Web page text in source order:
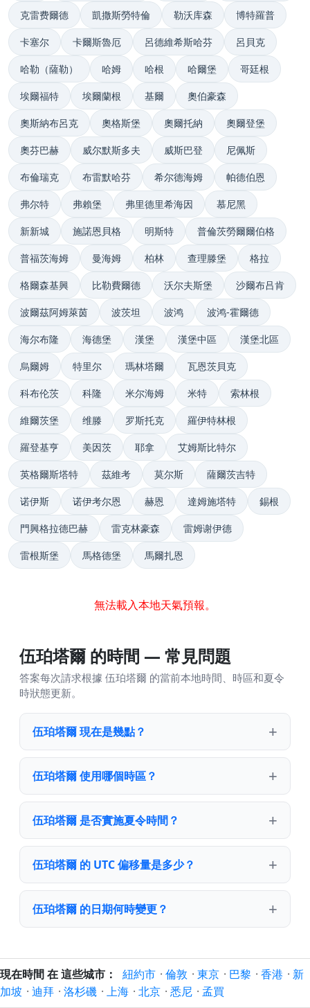
克雷费爾德 凱撒斯勞特倫 勒沃库森 博特羅普
卡塞尔 卡爾斯魯厄 呂德維希斯哈芬 呂貝克
哈勒（薩勒） 哈姆 哈根 哈爾堡 哥廷根
埃爾福特 埃爾蘭根 基爾 奧伯豪森
奧斯納布呂克 奧格斯堡 奧爾托納 奧爾登堡
奧芬巴赫 威尔默斯多夫 威斯巴登 尼佩斯
布倫瑞克 布雷默哈芬 希尔德海姆 帕德伯恩
弗尔特 弗賴堡 弗里德里希海因 慕尼黑
新新城 施諾恩貝格 明斯特 普倫茨勞爾爾伯格
普福茨海姆 曼海姆 柏林 查理滕堡 格拉
格爾森基興 比勒費爾德 沃尔夫斯堡 沙爾布吕肯
波爾茲阿姆萊茵 波茨坦 波鸿 波鸿-霍爾德
海尔布隆 海德堡 漢堡 漢堡中區 漢堡北區
烏爾姆 特里尔 瑪林塔爾 瓦恩茨貝克
科布伦茨 科隆 米尔海姆 米特 索林根
維爾茨堡 维滕 罗斯托克 羅伊特林根
羅登基亨 美因茨 耶拿 艾姆斯比特尔
英格爾斯塔特 茲維考 莫尔斯 薩爾茨吉特
诺伊斯 诺伊考尔恩 赫恩 達姆施塔特 錫根
門興格拉德巴赫 雷克林豪森 雷姆谢伊德
雷根斯堡 馬格德堡 馬爾扎恩
無法載入本地天氣預報。
伍珀塔爾 的時間 — 常見問題
答案每次請求根據 伍珀塔爾 的當前本地時間、時區和夏令
時狀態更新。
伍珀塔爾 現在是幾點？
伍珀塔爾 使用哪個時區？
伍珀塔爾 是否實施夏令時間？
伍珀塔爾 的 UTC 偏移量是多少？
伍珀塔爾 的日期何時變更？
現在時間 在 這些城市： 紐約市 · 倫敦 · 東京 · 巴黎 · 香港 · 新
加坡 · 迪拜 · 洛杉磯 · 上海 · 北京 · 悉尼 · 孟買